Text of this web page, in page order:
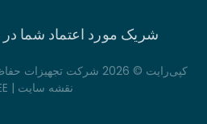
شریک مورد اعتماد شما
کپی‌رایت © 2026 شرکت
| نقشه سایت